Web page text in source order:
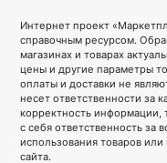
Интернет проект
справочным ресурсом.
магазинах и товарах
цены и другие параметры
оплаты и доставки не
несет ответственности за
корректность информации,
с себя ответственность за
использования товаров
сайта.